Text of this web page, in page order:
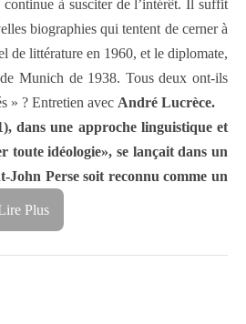
à susciter de l’intérêt. Il suffit
biographies qui tentent de cerner à
de littérature en 1960, et le diplomate,
Munich de 1938. Tous deux ont-ils
» ? Entretien avec André Lucrèce.
dans une approche linguistique et
toute idéologie», se lançait dans un
John Perse soit reconnu comme un
Plus